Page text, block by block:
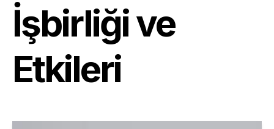
İşbirliği ve
Etkileri